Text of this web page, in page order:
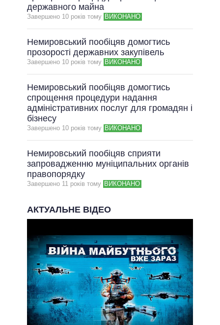
державного майна
Завершено 10 рокiв тому ВИКОНАНО
Немировський пообіцяв домогтись
прозорості державних закупівель
Завершено 10 рокiв тому ВИКОНАНО
Немировський пообіцяв домогтись
спрощення процедури надання
адміністративних послуг для громадян і
бізнесу
Завершено 10 рокiв тому ВИКОНАНО
Немировський пообіцяв сприяти
запровадженню муніципальних органів
правопорядку
Завершено 11 рокiв тому ВИКОНАНО
АКТУАЛЬНЕ ВІДЕО